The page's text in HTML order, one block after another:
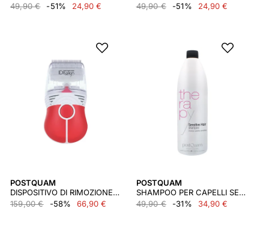
49,90 €
-51% 24,90 €
49,90 €
-51% 24,90 €
POSTQUAM
DISPOSITIVO DI RIMOZIONE DEI PIDOCCHI COMPATTO ALIMENTATO A BATTERIA
159,00 €
-58% 66,90 €
POSTQUAM
SHAMPOO PER CAPELLI SENSIBILI 1000 ML.
49,90 €
-31% 34,90 €